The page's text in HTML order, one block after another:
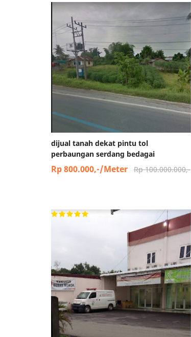
dijual tanah dekat pintu tol
perbaungan serdang bedagai
Rp 100.000.000,-
Rp 800.000,-/Meter